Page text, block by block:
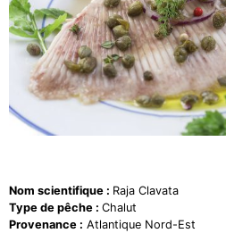
Nom scientifique : Raja Clavata
Type de pêche : Chalut
Provenance : Atlantique Nord-Est